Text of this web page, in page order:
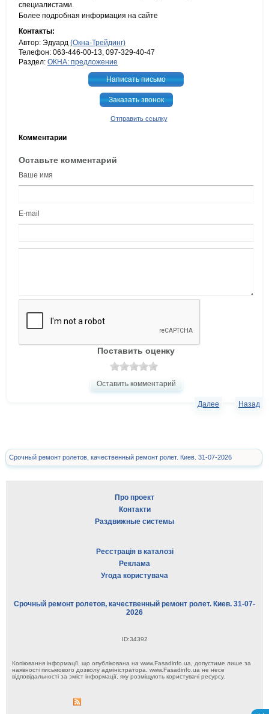
специалистами.
Более подробная информация на сайте
Контакты:
Автор: Эдуард (Окна-Трейдинг)
Телефон: 063-446-00-13, 097-329-40-47
Раздел: ОКНА: предложение
Написать письмо
Заказать звонок
Отправить ссылку
Комментарии
Оставьте комментарий
Ваше имя
E-mail
Поставить оценку
Оставить комментарий
Назад
Далее
Срочный ремонт ролетов, качественный ремонт ролет. Киев. 31-07-2026
Про проект
Контакти
Раздвижные системы
Реєстрація в каталозі
Реклама
Угода користувача
Срочный ремонт ролетов, качественный ремонт ролет. Киев. 31-07-
2026
ID:34392
Копіювання інформації, що опублікована на www.Fasadinfo.ua, допустиме лише за
наявності письмового дозволу адміністратора. www.Fasadinfo.ua не несе
відповідальності за зміст інформації, яку розміщують користувачі ресурсу.